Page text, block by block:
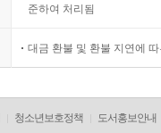
준하여 처리됨
대금 환불 및 환불 지연에
청소년보호정책 도서홍보안내